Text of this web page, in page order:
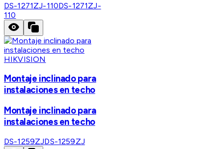
DS-1271ZJ-110DS-1271ZJ-
110
HIKVISION
Montaje inclinado para
instalaciones en techo
Montaje inclinado para
instalaciones en techo
DS-1259ZJDS-1259ZJ